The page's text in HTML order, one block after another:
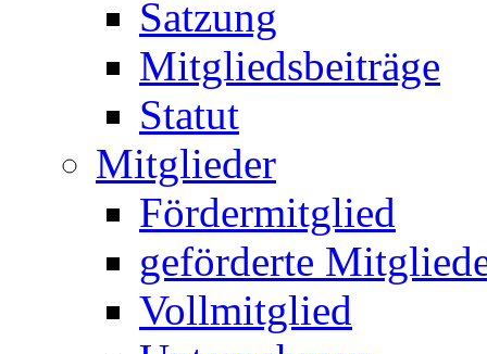
Satzung
Mitgliedsbeiträge
Statut
Mitglieder
Fördermitglied
geförderte
Vollmitglied